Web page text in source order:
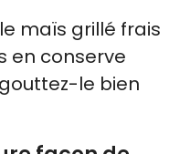
maïs grillé frais
en conserve
le bien